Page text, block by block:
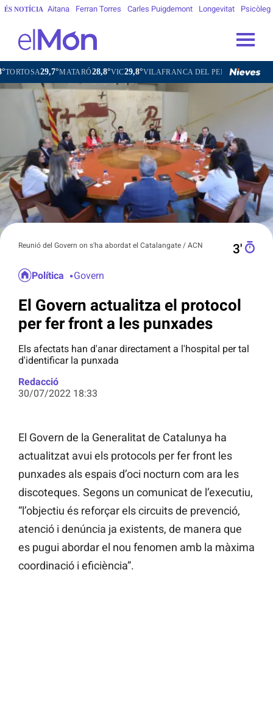
ÉS NOTÍCIA Aitana Ferran Torres Carles Puigdemont Longevitat Psicòleg
29,7°MATARÓ28,8°VIC29,8°VILAFRANCA DEL PENEDÈS 28,1° VILANOVA
Reunió del Govern on s'ha abordat el Catalangate / ACN 3′
Política Govern
El Govern actualitza el protocol
per fer front a les punxades
Els afectats han d'anar directament a l'hospital per tal
d'identificar la punxada
Redacció
30/07/2022 18:33
El Govern de la Generalitat de Catalunya ha
actualitzat avui els protocols per fer front les
punxades als espais d’oci nocturn com ara les
discoteques. Segons un comunicat de l’executiu,
“l’objectiu és reforçar els circuits de prevenció,
atenció i denúncia ja existents, de manera que
es pugui abordar el nou fenomen amb la màxima
coordinació i eficiència”.